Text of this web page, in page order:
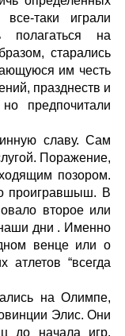
таки играли
полагаться на
старались
им честь
празднеств и
но предпочитали
славу. Сам
Поражение,
позором.
проигравшыш. В
второе или
наши дни . Именно
венце или о
атлетов “всегда
на Олимпе,
Элис. Они
до начала игр,